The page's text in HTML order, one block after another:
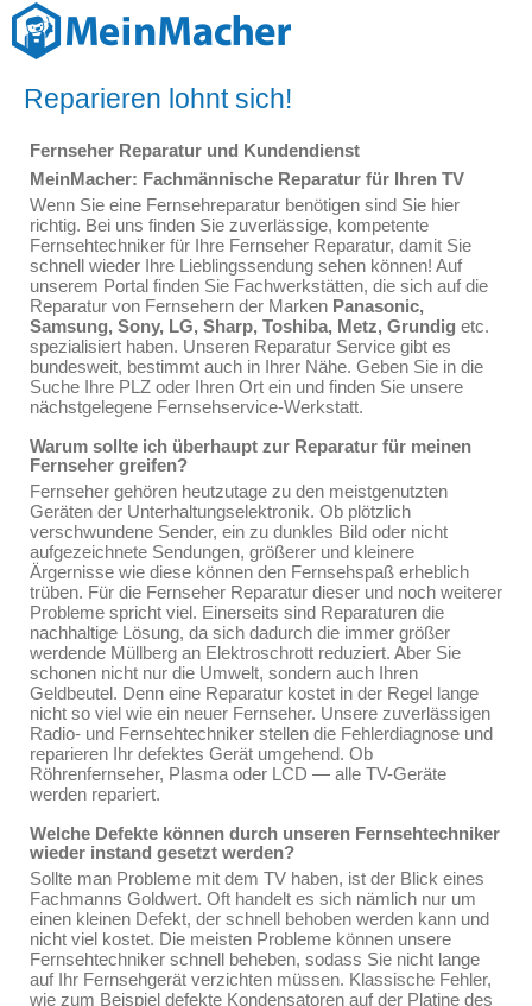
Reparieren lohnt sich!
Fernseher Reparatur und Kundendienst
MeinMacher: Fachmännische Reparatur für Ihren TV
Wenn Sie eine Fernsehreparatur benötigen sind Sie hier
richtig. Bei uns finden Sie zuverlässige, kompetente
Fernsehtechniker für Ihre Fernseher Reparatur, damit Sie
schnell wieder Ihre Lieblingssendung sehen können! Auf
unserem Portal finden Sie Fachwerkstätten, die sich auf die
Reparatur von Fernsehern der Marken Panasonic,
Samsung, Sony, LG, Sharp, Toshiba, Metz, Grundig etc.
spezialisiert haben. Unseren Reparatur Service gibt es
bundesweit, bestimmt auch in Ihrer Nähe. Geben Sie in die
Suche Ihre PLZ oder Ihren Ort ein und finden Sie unsere
nächstgelegene Fernsehservice-Werkstatt.
Warum sollte ich überhaupt zur Reparatur für meinen
Fernseher greifen?
Fernseher gehören heutzutage zu den meistgenutzten
Geräten der Unterhaltungselektronik. Ob plötzlich
verschwundene Sender, ein zu dunkles Bild oder nicht
aufgezeichnete Sendungen, größerer und kleinere
Ärgernisse wie diese können den Fernsehspaß erheblich
trüben. Für die Fernseher Reparatur dieser und noch weiterer
Probleme spricht viel. Einerseits sind Reparaturen die
nachhaltige Lösung, da sich dadurch die immer größer
werdende Müllberg an Elektroschrott reduziert. Aber Sie
schonen nicht nur die Umwelt, sondern auch Ihren
Geldbeutel. Denn eine Reparatur kostet in der Regel lange
nicht so viel wie ein neuer Fernseher. Unsere zuverlässigen
Radio- und Fernsehtechniker stellen die Fehlerdiagnose und
reparieren Ihr defektes Gerät umgehend. Ob
Röhrenfernseher, Plasma oder LCD — alle TV-Geräte
werden repariert.
Welche Defekte können durch unseren Fernsehtechniker
wieder instand gesetzt werden?
Sollte man Probleme mit dem TV haben, ist der Blick eines
Fachmanns Goldwert. Oft handelt es sich nämlich nur um
einen kleinen Defekt, der schnell behoben werden kann und
nicht viel kostet. Die meisten Probleme können unsere
Fernsehtechniker schnell beheben, sodass Sie nicht lange
auf Ihr Fernsehgerät verzichten müssen. Klassische Fehler,
wie zum Beispiel defekte Kondensatoren auf der Platine des